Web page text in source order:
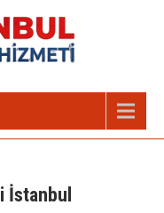
| Hamal
Lazım
İstanbul